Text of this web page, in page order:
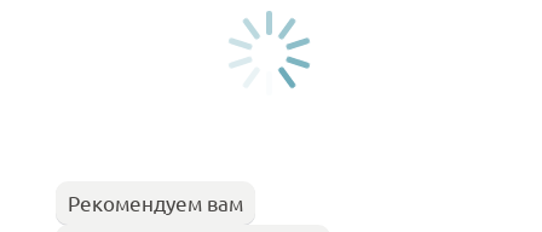
Рекомендуем вам